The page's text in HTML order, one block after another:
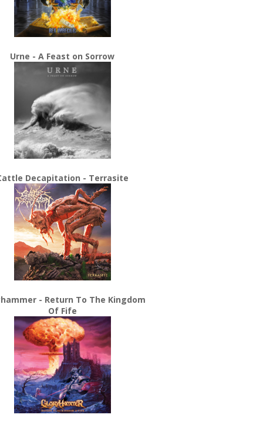
Urne - A Feast on Sorrow
Decapitation - Terrasite
- Return To The Kingdom
Of Fife